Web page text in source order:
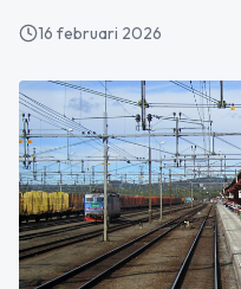
16 februari 2026